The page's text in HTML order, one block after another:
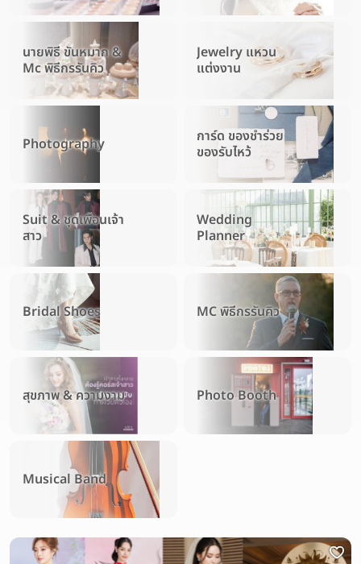
นายพิธี ขันหมาก &
Mc พิธีกรรันคิว
Jewelry แหวน
แต่งงาน
Photography
การ์ด ของชำร่วย
ของรับไหว้
Suit & ชุดเพื่อนเจ้า
สาว
Wedding
Planner
Bridal Shoes MC พิธีกรรันคิว
สุขภาพ & ความงาม Photo Booth
Musical Band